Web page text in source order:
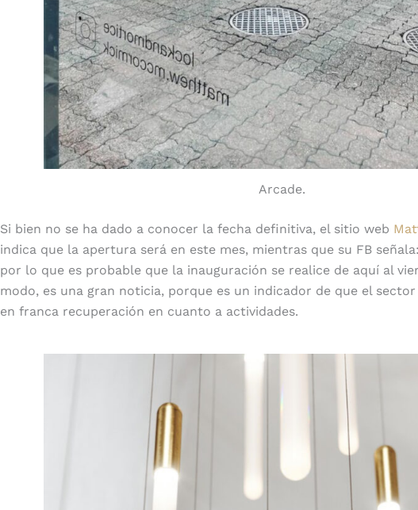
Arcade.
Si bien no se ha dado a conocer la fecha definitiva, el sitio web
indica que la apertura será en este mes, mientras que su FB señala:
por lo que es probable que la inauguración se realice de aquí al
modo, es una gran noticia, porque es un indicador de que el
en franca recuperación en cuanto a actividades.